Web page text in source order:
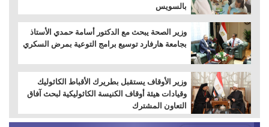
بالسويس
وزير الصحة يبحث مع الدكتور أسامة حمدي الأستاذ
بجامعة هارفارد توسيع برامج التوعية بمرض السكري
وزير الأوقاف يستقبل بطريرك الأقباط الكاثوليك
وقيادات هيئة أوقاف الكنيسة الكاثوليكية لبحث آفاق
التعاون المشترك